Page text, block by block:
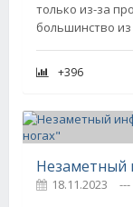
только из-за
большинство
+396
18.11.2023 ---